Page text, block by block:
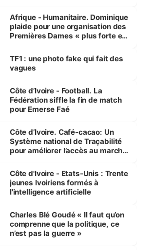
Afrique - Humanitaire. Dominique
plaide pour une organisation des
Premières Dames « plus forte et
sur la scène internationale »
TF1 : une photo fake qui fait des
vagues
Côte d’Ivoire - Football. La
Fédération siffle la fin de match
pour Emerse Faé
Côte d’Ivoire. Café-cacao: Un
Système national de Traçabilité
pour améliorer l’accès au marché
Côte d'Ivoire - Etats-Unis : Trente
jeunes Ivoiriens formés à
l'intelligence artificielle
Charles Blé Goudé « Il faut qu’on
comprenne que la politique, ce
n’est pas la guerre »